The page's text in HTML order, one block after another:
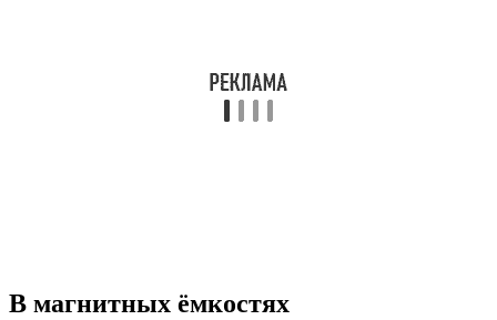
В магнитных ёмкостях